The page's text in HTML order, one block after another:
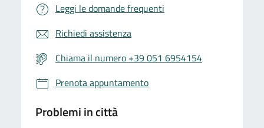
Leggi le domande frequenti
Richiedi assistenza
Chiama il numero +39 051 6954154
Prenota appuntamento
Problemi in città